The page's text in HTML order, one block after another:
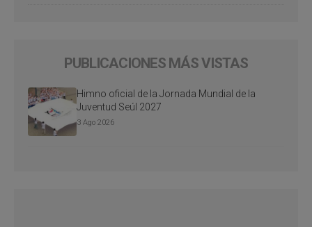
PUBLICACIONES MÁS VISTAS
Himno oficial de la Jornada Mundial de la
Juventud Seúl 2027
3 Ago 2026